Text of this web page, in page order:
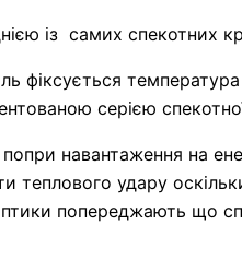
із самих спекотних
фіксується
серією
навантаження на
удару оскільки
попереджають що